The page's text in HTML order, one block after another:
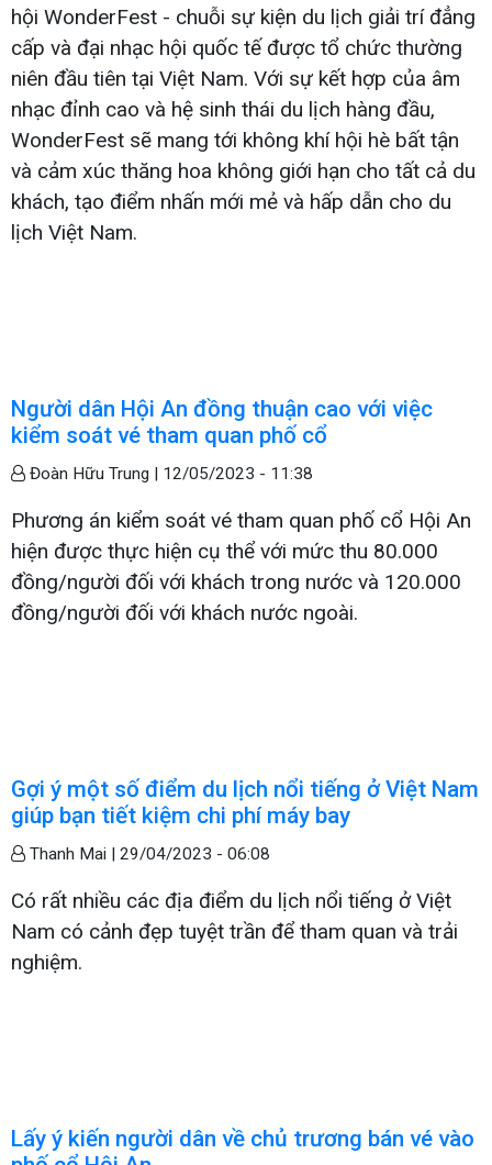
hội WonderFest - chuỗi sự kiện du lịch giải trí đẳng
cấp và đại nhạc hội quốc tế được tổ chức thường
niên đầu tiên tại Việt Nam. Với sự kết hợp của âm
nhạc đỉnh cao và hệ sinh thái du lịch hàng đầu,
WonderFest sẽ mang tới không khí hội hè bất tận
và cảm xúc thăng hoa không giới hạn cho tất cả du
khách, tạo điểm nhấn mới mẻ và hấp dẫn cho du
lịch Việt Nam.
Người dân Hội An đồng thuận cao với việc
kiểm soát vé tham quan phố cổ
Đoàn Hữu Trung | 12/05/2023 - 11:38
Phương án kiểm soát vé tham quan phố cổ Hội An
hiện được thực hiện cụ thể với mức thu 80.000
đồng/người đối với khách trong nước và 120.000
đồng/người đối với khách nước ngoài.
Gợi ý một số điểm du lịch nổi tiếng ở Việt Nam
giúp bạn tiết kiệm chi phí máy bay
Thanh Mai | 29/04/2023 - 06:08
Có rất nhiều các địa điểm du lịch nổi tiếng ở Việt
Nam có cảnh đẹp tuyệt trần để tham quan và trải
nghiệm.
Lấy ý kiến người dân về chủ trương bán vé vào